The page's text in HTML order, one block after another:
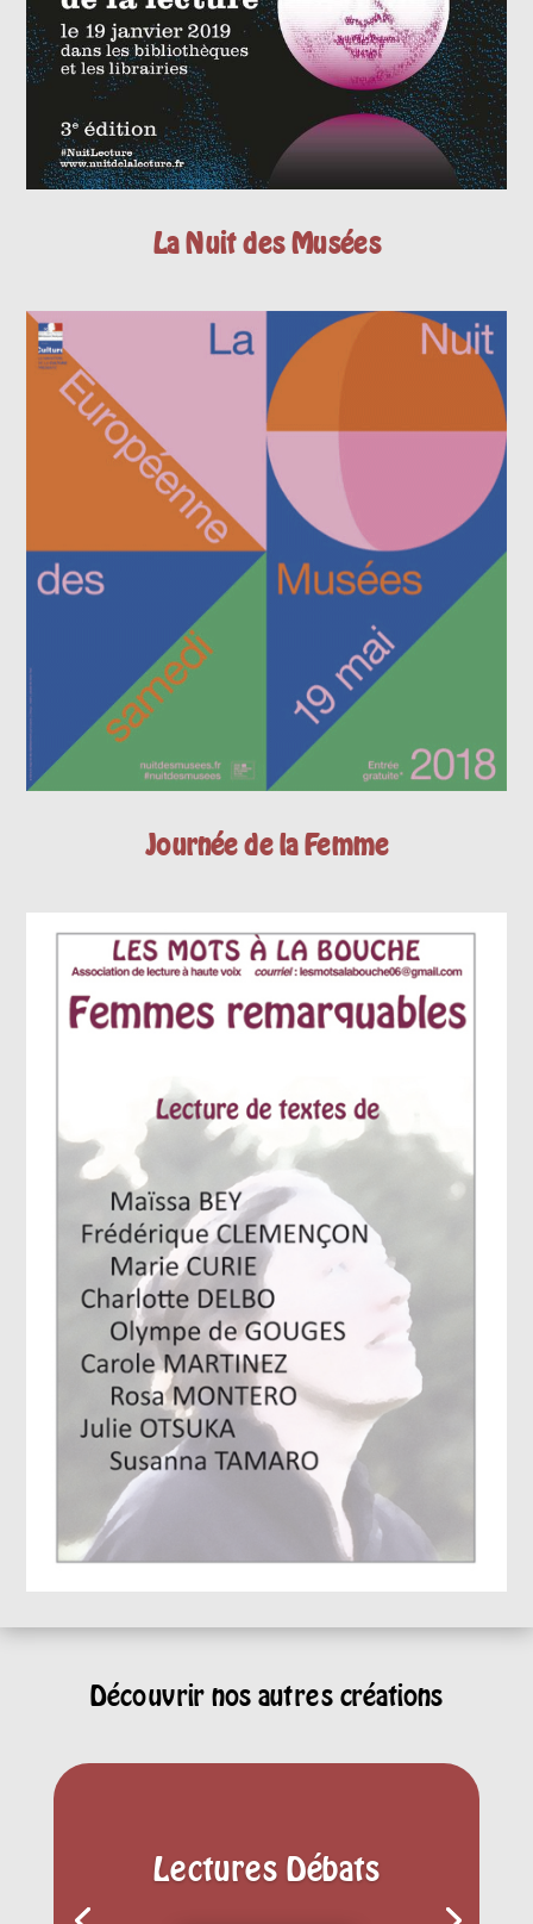
La Nuit des Musées
Journée de la Femme
Découvrir nos autres créations
Lectures Débats